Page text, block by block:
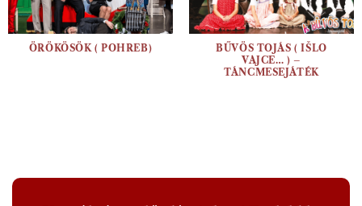
ÖRÖKÖSÖK ( POHREB)
BŰVÖS TOJÁS ( IŠLO
VAJCE… ) –
TÁNCMESEJÁTÉK